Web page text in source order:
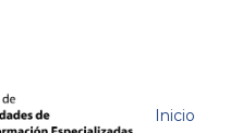
Inicio